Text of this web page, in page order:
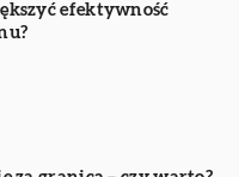
efektywność